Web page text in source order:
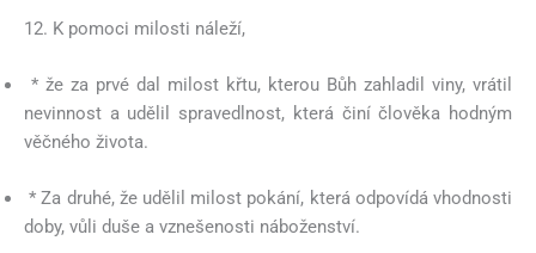
12. K pomoci milosti náleží,
* že za prvé dal milost křtu, kterou Bůh zahladil viny, vrátil
nevinnost a udělil spravedlnost, která činí člověka hodným
věčného života.
* Za druhé, že udělil milost pokání, která odpovídá vhodnosti
doby, vůli duše a vznešenosti náboženství.